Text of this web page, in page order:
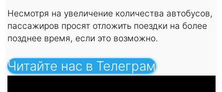
Несмотря на увеличение количества автобусов,
пассажиров просят отложить поездки на более
позднее время, если это возможно.
Читайте нас в Телеграм